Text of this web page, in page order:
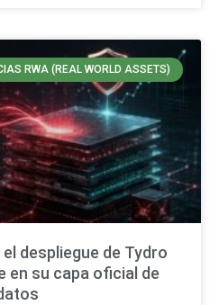
RWA (REAL WORLD ASSETS)
despliegue de Tydro
en su capa oficial de